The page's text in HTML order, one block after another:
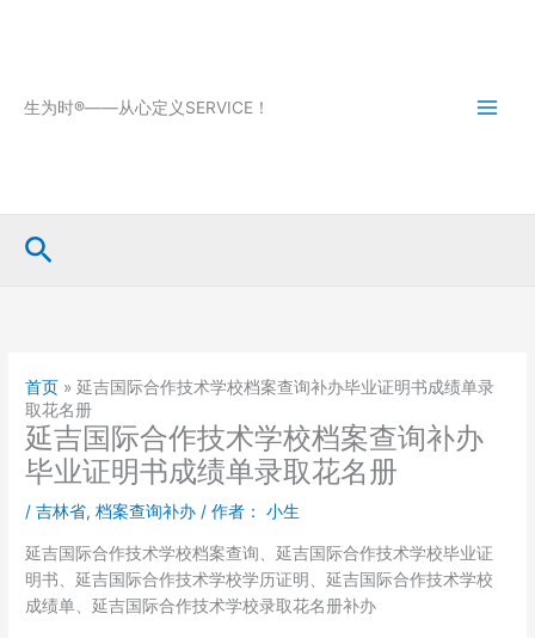
生为时®——从心定义SERVICE！
搜
首页 »延吉国际合作技术学校档案查询补办毕业证明书成绩单录
取花名册
延吉国际合作技术学校档案查询补办
毕业证明书成绩单录取花名册
/吉林省,档案查询补办 / 作者： 小生
延吉国际合作技术学校档案查询、延吉国际合作技术学校毕业证
明书、延吉国际合作技术学校学历证明、延吉国际合作技术学校
成绩单、延吉国际合作技术学校录取花名册补办